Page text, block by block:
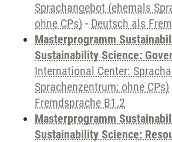
Sprachangebot (ehemals
ohne CPs) - Deutsch als
Masterprogramm
Sustainability Science:
International Center:
Sprachenzentrum; ohne CPs)
Fremdsprache B1.2
Masterprogramm
Sustainability Science: